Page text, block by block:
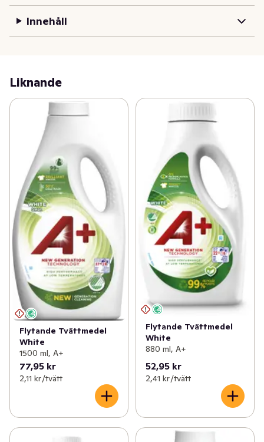
gjord av 99% återvunnen plast och är 100%
återvinningsbar. Finns i storleken 880ml. Låg dosering
räcker för upp till 22 tvättar.
Innehåll
Liknande
Flytande Tvättmedel
White
1500 ml, A+
77,95 kr
2,11 kr /tvätt
Flytande Tvättmedel
White
880 ml, A+
52,95 kr
2,41 kr /tvätt